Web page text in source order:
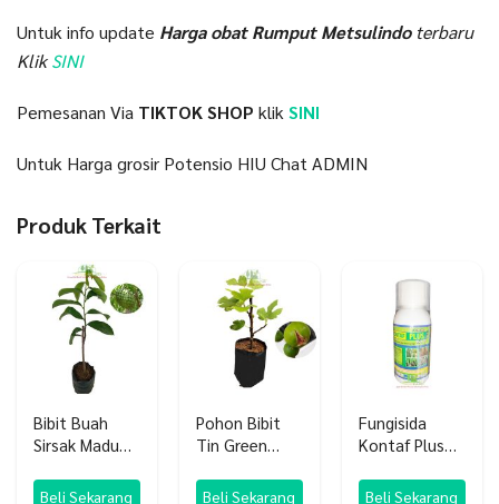
Untuk info update Harga obat Rumput Metsulindo terbaru
KlikSINI
Pemesanan Via TIKTOK SHOP klik SINI
Untuk Harga grosir Potensio HIU Chat ADMIN
Produk Terkait
Bibit Buah
Sirsak Madu
Ratu Unggul
Beli Sekarang
Pohon Bibit
Tin Green
Beli Sekarang
Fungisida
Kontaf Plus
Beli Sekarang